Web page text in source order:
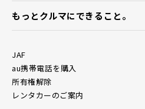
もっとクルマにできること。
JAF
au携帯電話を購入
所有権解除
レンタカーのご案内